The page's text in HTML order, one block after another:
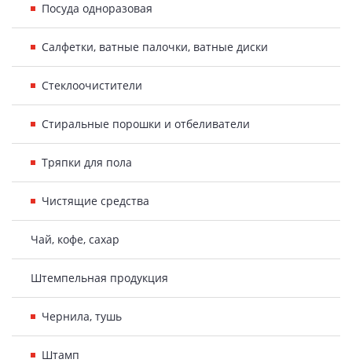
Посуда одноразовая
Салфетки, ватные палочки, ватные диски
Стеклоочистители
Стиральные порошки и отбеливатели
Тряпки для пола
Чистящие средства
Чай, кофе, сахар
Штемпельная продукция
Чернила, тушь
Штамп